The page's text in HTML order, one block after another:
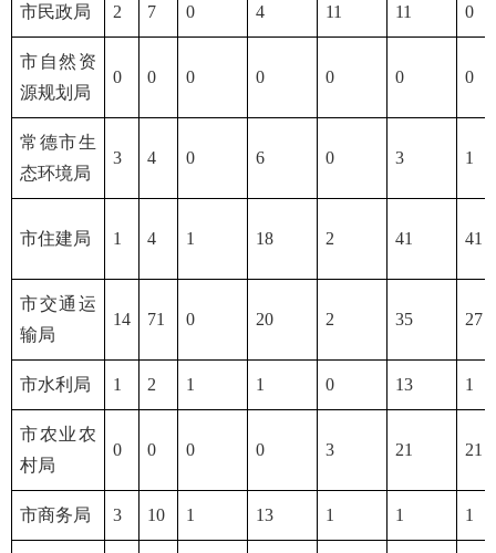
市民政局 2 7 0 4 11 11 0
市自然资
源规划局
0 0 0 0 0 0 0
常德市生
态环境局
3 4 0 6 0 3 1
市住建局 1 4 1 18 2 41 41
市交通运
输局
14 71 0 20 2 35 27
市水利局 1 2 1 1 0 13 1
市农业农
村局
0 0 0 0 3 21 21
市商务局 3 10 1 13 1 1 1